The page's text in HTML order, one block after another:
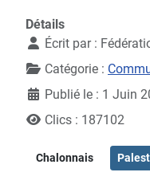
Détails
Écrit par :
Catégorie :
Publié le : 1 Juin
Clics : 187102
Chalonnais